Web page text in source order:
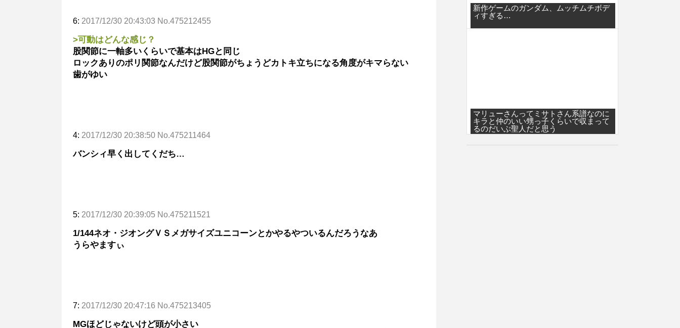
6: 2017/12/30 20:43:03 No.475212455
>可動はどんな感じ？
股関節に一軸多いくらいで基本はHGと同じ
ロックありのポリ関節なんだけど股関節がちょうどカトキ立ちになる角度がキマらない
歯がゆい
4: 2017/12/30 20:38:50 No.475211464
バンシィ早く出してくだち…
5: 2017/12/30 20:39:05 No.475211521
1/144ネオ・ジオングＶＳメガサイズユニコーンとかやるやついるんだろうなあ
うらやますぃ
7: 2017/12/30 20:47:16 No.475213405
MGほどじゃないけど頭が小さい
新作ゲームのガンダム、ムッチムチボデ
ィすぎる…
マリューさんってミサトさん系譜なのに
キラと仲のいい甥っ子くらいで収まって
るのだいぶ聖人だと思う